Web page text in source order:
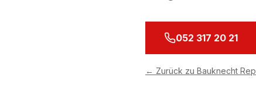
052 317 20 21
← Zurück zu Bauknecht